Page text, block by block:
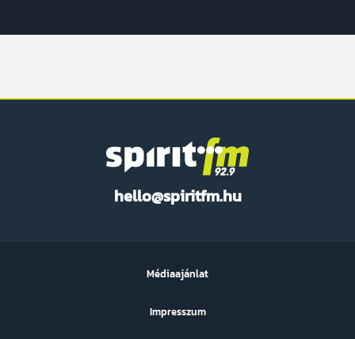
hello@spiritfm.hu
FM
Médiaajánlat
Impresszum